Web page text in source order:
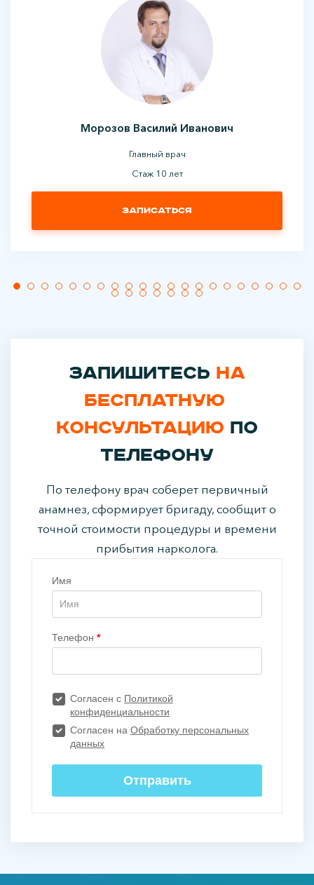
Морозов Василий Иванович
Главный врач
Стаж 10 лет
Записаться
Запишитесь на
бесплатную
консультацию по
телефону
По телефону врач соберет первичный
анамнез, сформирует бригаду, сообщит о
точной стоимости процедуры и времени
прибытия нарколога.